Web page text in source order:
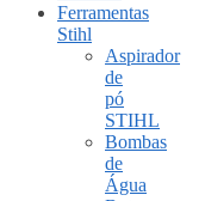
Ferramentas
Stihl
Aspirador
de
pó
STIHL
Bombas
de
Água